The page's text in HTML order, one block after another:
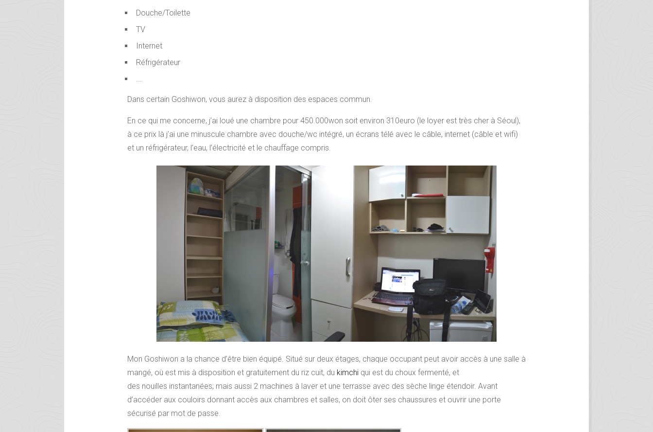
Douche/Toilette
TV
Internet
Réfrigérateur
….
Dans certain Goshiwon, vous aurez à disposition des espaces commun.
En ce qui me concerne, j’ai loué une chambre pour 450.000won soit environ 310euro (le loyer est très cher à Séoul),
à ce prix là j’ai une minuscule chambre avec douche/wc intégré, un écrans télé avec le câble, internet (câble et wifi)
et un réfrigérateur, l’eau, l’électricité et le chauffage compris.
Mon Goshiwon a la chance d’être bien équipé. Situé sur deux étages, chaque occupant peut avoir accès à une salle à
mangé, où est mis à disposition et gratuitement du riz cuit, du kimchiqui est du choux fermenté, et
des nouilles instantanées; mais aussi 2 machines à laver et une terrasse avec des sèche linge étendoir. Avant
d’accéder aux couloirs donnant accès aux chambres et salles, on doit ôter ses chaussures et ouvrir une porte
sécurisé par mot de passe.